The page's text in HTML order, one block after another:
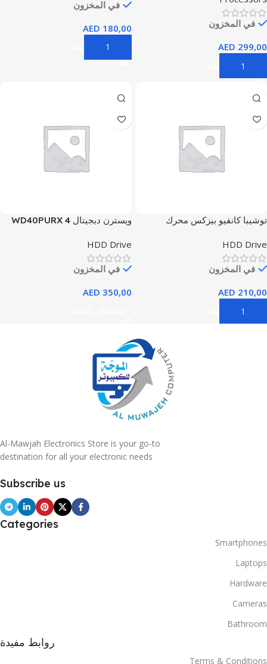
في المخزون
AED 299,00
إضافة إلى السلة
(STKM1000400)
في المخزون
AED 180,00
إضافة إلى السلة
توشيبا كانفيو بيزكس محرك
2 تيرابايت USB 3.2 Gen1، أسود
HDD Drive
في المخزون
AED 210,00
إضافة إلى السلة
ويسترن ديجيتال WD40PURX 4
جيجابايت/ثانية LFF 3.5 HDD
HDD Drive
في المخزون
AED 350,00
Al-Mawjah Electronics Store is your go-to
destination for all your electronic needs
Subscribe us
Categories
Smartphones
Laptops
Hardware
Cameras
Bathroom
روابط مفيدة
Terms & Conditions